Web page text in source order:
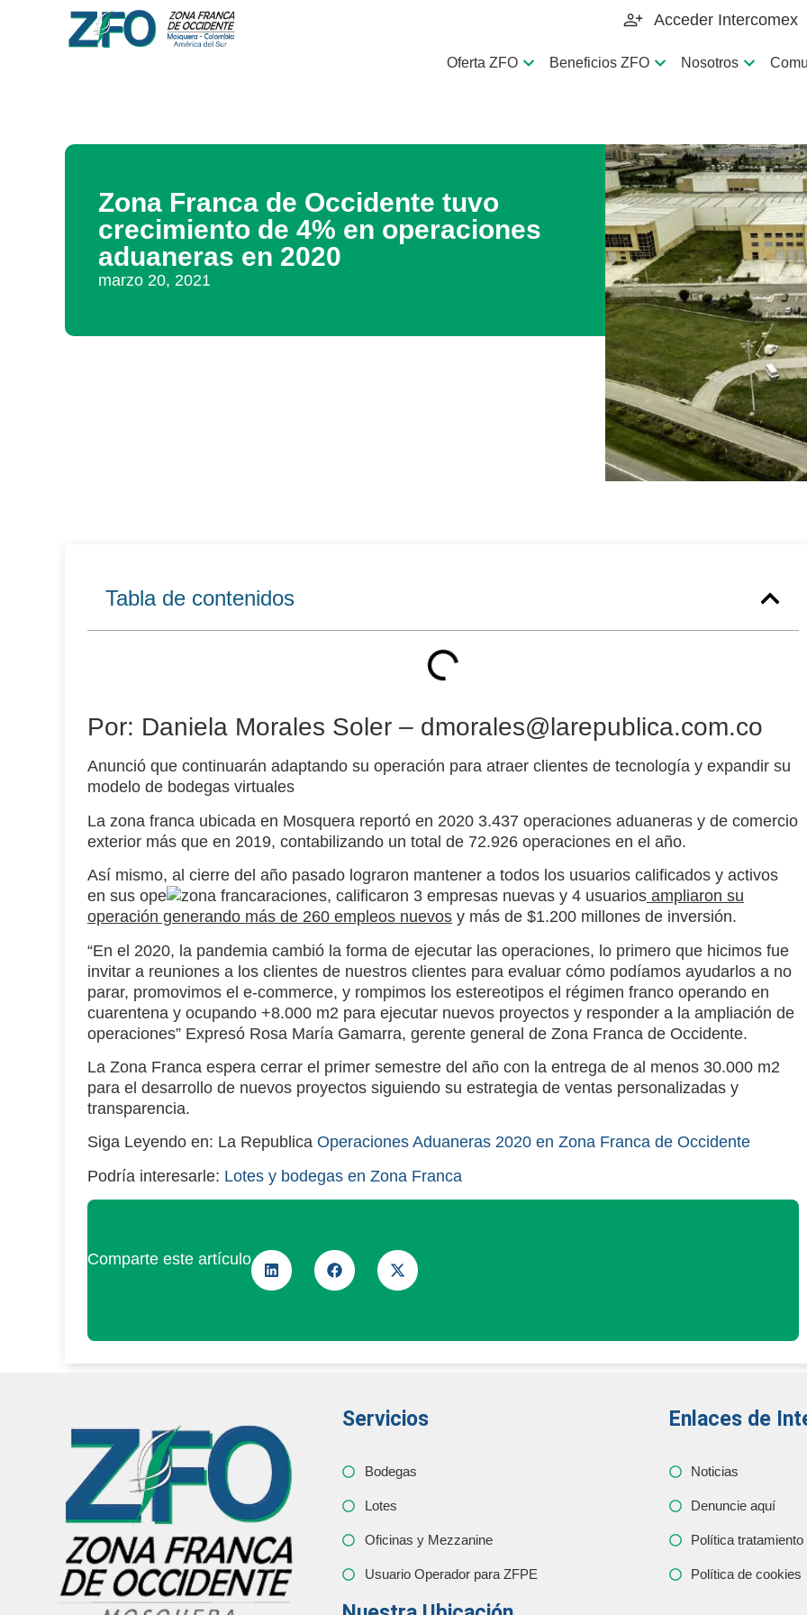
Acceder Intercomex
Oferta ZFO Beneficios ZFO Nosotros
Zona Franca de Occidente tuvo
crecimiento de 4% en operaciones
aduaneras en 2020
marzo 20, 2021
Tabla de contenidos
Por: Daniela Morales Soler – dmorales@larepublica.com.co
Anunció que continuarán adaptando su operación para atraer clientes de tecnología y expandir su
modelo de bodegas virtuales
La zona franca ubicada en Mosquera reportó en 2020 3.437 operaciones aduaneras y de comercio
exterior más que en 2019, contabilizando un total de 72.926 operaciones en el año.
Así mismo, al cierre del año pasado lograron mantener a todos los usuarios calificados y activos
en sus ope raciones, calificaron 3 empresas nuevas y 4 usuarios ampliaron su
operación generando más de 260 empleos nuevos y más de $1.200 millones de inversión.
“En el 2020, la pandemia cambió la forma de ejecutar las operaciones, lo primero que hicimos fue
invitar a reuniones a los clientes de nuestros clientes para evaluar cómo podíamos ayudarlos a no
parar, promovimos el e-commerce, y rompimos los estereotipos el régimen franco operando en
cuarentena y ocupando +8.000 m2 para ejecutar nuevos proyectos y responder a la ampliación de
operaciones” Expresó Rosa María Gamarra, gerente general de Zona Franca de Occidente.
La Zona Franca espera cerrar el primer semestre del año con la entrega de al menos 30.000 m2
para el desarrollo de nuevos proyectos siguiendo su estrategia de ventas personalizadas y
transparencia.
Siga Leyendo en: La Republica Operaciones Aduaneras 2020 en Zona Franca de Occidente
Podría interesarle: Lotes y bodegas en Zona Franca
Comparte este artículo
Servicios
Bodegas
Lotes
Oficinas y Mezzanine
Usuario Operador para ZFPE
Enlaces de
Noticias
Denuncie aquí
Política tratamiento
Política de cookies